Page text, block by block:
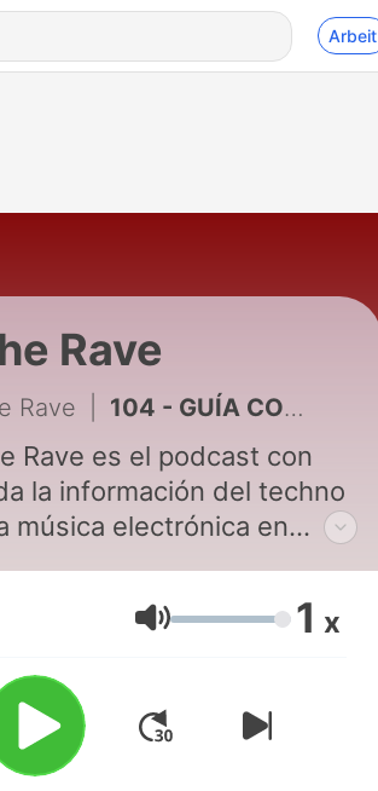
Arbeit
Rave
Rave 104 - GUÍA COMPLETA MONEGROS DESERT FESTIVAL 2025
Rave es el podcast con
la información del techno
música electrónica en
Lautstärke 1 x